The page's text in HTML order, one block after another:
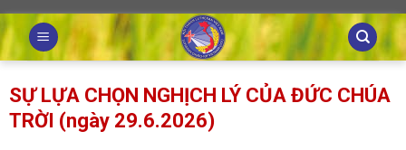
Skip
to
content
SỰ LỰA CHỌN NGHỊCH LÝ CỦA ĐỨC CHÚA
TRỜI (ngày 29.6.2026)